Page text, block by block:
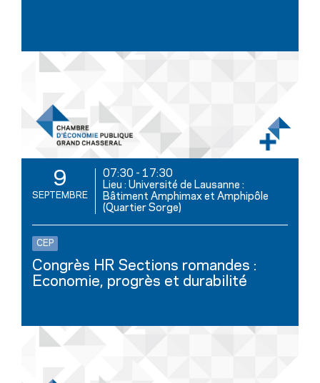
9
SEPTEMBRE
07:30 - 17:30
Lieu : Université de Lausanne :
Bâtiment Amphimax et Amphipôle
(Quartier Sorge)
CEP
Congrès HR Sections romandes :
Economie, progrès et durabilité